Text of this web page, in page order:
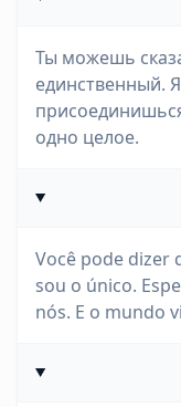
Ты можешь
единственный.
одно целое.
Você pode dizer
sou o único.
nós. E o mundo